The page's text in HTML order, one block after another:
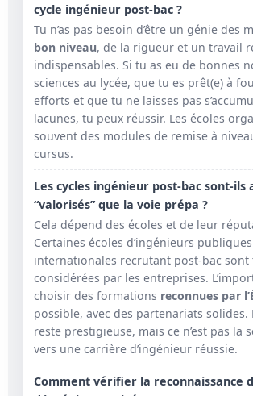
cycle ingénieur post-bac ?
Tu n’as pas besoin d’être un génie des
bon niveau, de la rigueur et un travail
indispensables. Si tu as eu de bonnes
sciences au lycée, que tu es prêt(e) à
efforts et que tu ne laisses pas
lacunes, tu peux réussir. Les écoles
souvent des modules de remise à
cursus.
Les cycles ingénieur post-bac sont-ils
“valorisés” que la voie prépa ?
Cela dépend des écoles et de leur
Certaines écoles d’ingénieurs
internationales recrutant post-bac sont
considérées par les entreprises.
choisir des formations reconnues par
possible, avec des partenariats solides.
reste prestigieuse, mais ce n’est pas la
vers une carrière d’ingénieur réussie.
Comment vérifier la reconnaissance